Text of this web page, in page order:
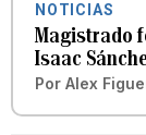
NOTICIAS
Magistrado
Isaac
Por Alex